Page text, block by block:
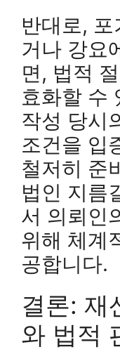
반대로,
거나 강요
면, 법적
효화할 수
작성 당시
조건을 입
철저히 준
법인 지름
서 의뢰인
위해 체계
공합니다.
결론: 재
와 법적